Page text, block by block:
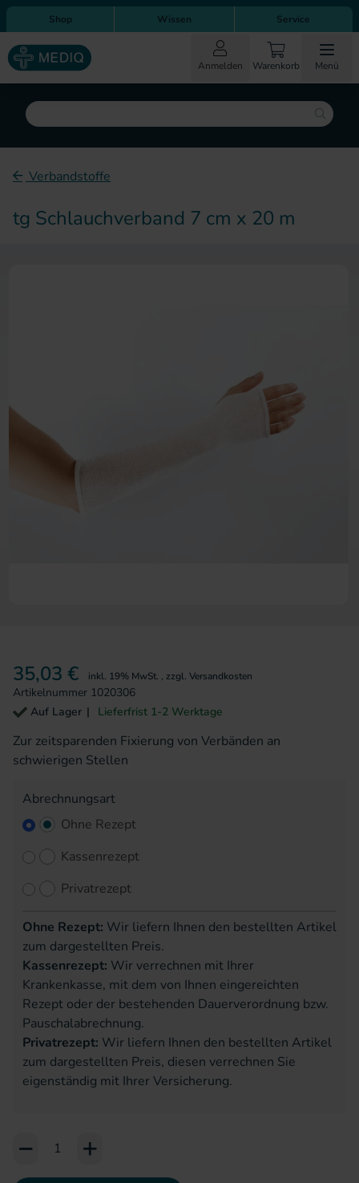
Direkt zum Inhalt
Direkt zur Hauptnavigation
Shop Wissen Service
Anmelden Warenkorb Menü
Suche
Verbandstoffe
tg Schlauchverband 7 cm x 20 m
35,03 € inkl. 19% MwSt. , zzgl. Versandkosten
Artikelnummer 1020306
Auf Lager
Lieferfrist 1-2 Werktage
Zur zeitsparenden Fixierung von Verbänden an
schwierigen Stellen
Abrechnungsart
Ohne Rezept
Kassenrezept
Privatrezept
Ohne Rezept: Wir liefern Ihnen den bestellten Artikel
zum dargestellten Preis.
Kassenrezept: Wir verrechnen mit Ihrer
Krankenkasse, mit dem von Ihnen eingereichten
Rezept oder der bestehenden Dauerverordnung bzw.
Pauschalabrechnung.
Privatrezept: Wir liefern Ihnen den bestellten Artikel
zum dargestellten Preis, diesen verrechnen Sie
eigenständig mit Ihrer Versicherung.
Add to Cart or Wish List